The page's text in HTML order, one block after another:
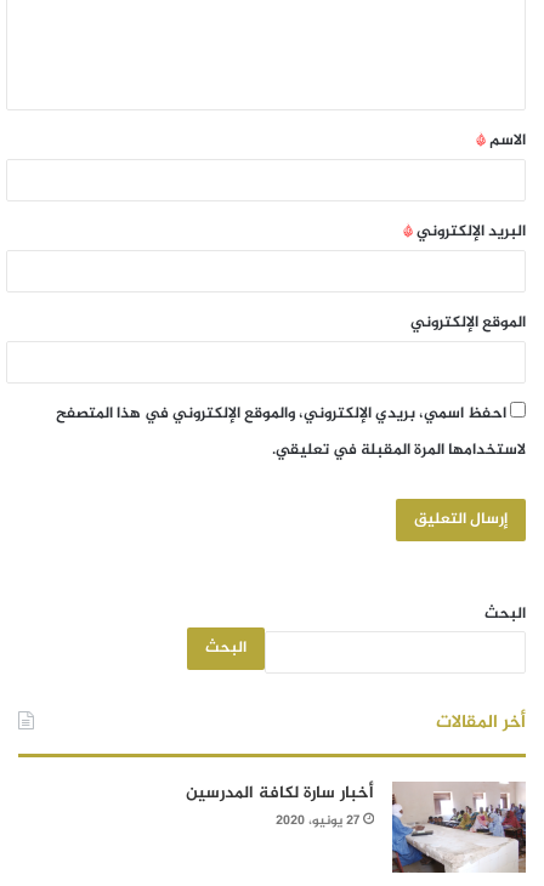
الاسم*
البريد الإلكتروني*
الموقع الإلكتروني
احفظ اسمي، بريدي الإلكتروني، والموقع الإلكتروني في هذا المتصفح
لاستخدامها المرة المقبلة في تعليقي.
البحث
البحث
أخر المقالات
أخبار سارة لكافة المدرسين
27 يونيو، 2020